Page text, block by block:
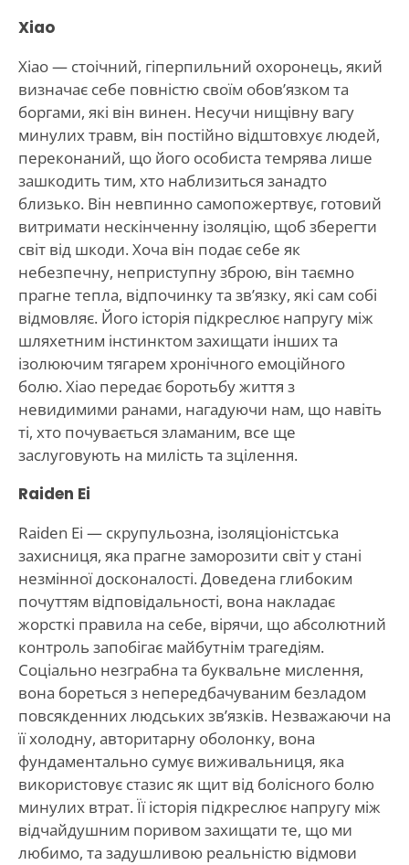
Xiao
Xiao — стоічний, гіперпильний охоронець, який
визначає себе повністю своїм обов’язком та
боргами, які він винен. Несучи нищівну вагу
минулих травм, він постійно відштовхує людей,
переконаний, що його особиста темрява лише
зашкодить тим, хто наблизиться занадто
близько. Він невпинно самопожертвує, готовий
витримати нескінченну ізоляцію, щоб зберегти
світ від шкоди. Хоча він подає себе як
небезпечну, неприступну зброю, він таємно
прагне тепла, відпочинку та зв’язку, які сам собі
відмовляє. Його історія підкреслює напругу між
шляхетним інстинктом захищати інших та
ізолюючим тягарем хронічного емоційного
болю. Xiao передає боротьбу життя з
невидимими ранами, нагадуючи нам, що навіть
ті, хто почувається зламаним, все ще
заслуговують на милість та зцілення.
Raiden Ei
Raiden Ei — скрупульозна, ізоляціоністська
захисниця, яка прагне заморозити світ у стані
незмінної досконалості. Доведена глибоким
почуттям відповідальності, вона накладає
жорсткі правила на себе, вірячи, що абсолютний
контроль запобігає майбутнім трагедіям.
Соціально незграбна та буквальне мислення,
вона бореться з непередбачуваним безладом
повсякденних людських зв’язків. Незважаючи на
її холодну, авторитарну оболонку, вона
фундаментально сумує виживальниця, яка
використовує стазис як щит від болісного болю
минулих втрат. Її історія підкреслює напругу між
відчайдушним поривом захищати те, що ми
любимо, та задушливою реальністю відмови